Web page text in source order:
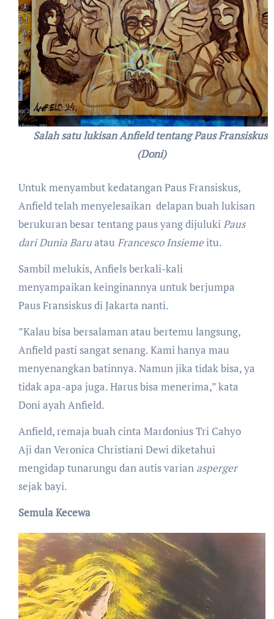
Salah satu lukisan Anfield tentang Paus Fransiskus.
(Doni)
Untuk menyambut kedatangan Paus Fransiskus,
Anfield telah menyelesaikan delapan buah lukisan
berukuran besar tentang paus yang dijulukiPaus
dari Dunia Baruatau Francesco Insiemeitu.
Sambil melukis, Anfiels berkali-kali
menyampaikan keinginannya untuk berjumpa
Paus Fransiskus di Jakarta nanti.
”Kalau bisa bersalaman atau bertemu langsung,
Anfield pasti sangat senang. Kami hanya mau
menyenangkan batinnya. Namun jika tidak bisa, ya
tidak apa-apa juga. Harus bisa menerima,” kata
Doni ayah Anfield.
Anfield, remaja buah cinta Mardonius Tri Cahyo
Aji dan Veronica Christiani Dewi diketahui
mengidap tunarungu dan autis varian asperger
sejak bayi.
Semula Kecewa